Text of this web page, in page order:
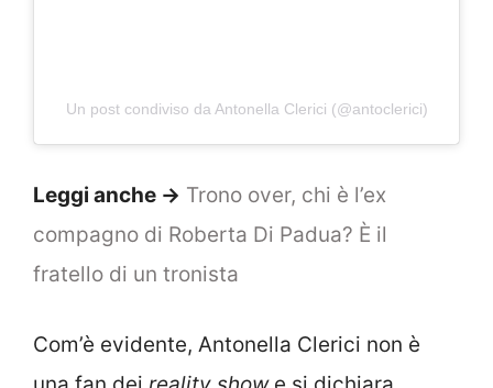
Un post condiviso da Antonella Clerici (@antoclerici)
Leggi anche -> Trono over, chi è l’ex
compagno di Roberta Di Padua? È il
fratello di un tronista
Com’è evidente, Antonella Clerici non è